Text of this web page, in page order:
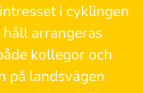
i cyklingen
arrangeras
kollegor och
på landsvägen